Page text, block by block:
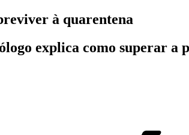
à quarentena
explica como superar a